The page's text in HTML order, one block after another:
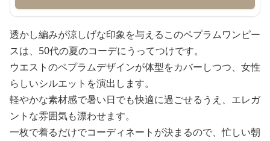
透かし編みが涼しげな印象を与えるこのペプラムワンピー
スは、50代の夏のコーデにうってつけです。
ウエストのペプラムデザインが体型をカバーしつつ、女性
らしいシルエットを演出します。
軽やかな素材感で暑い日でも快適に過ごせるうえ、エレガ
ントな雰囲気も漂わせます。
一枚で着るだけでコーディネートが決まるので、忙しい朝